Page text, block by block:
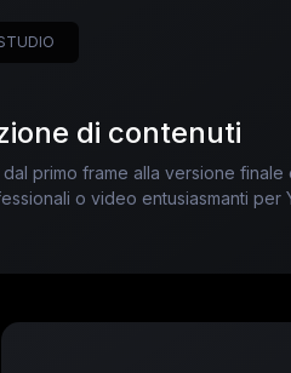
di contenuti
primo frame alla versione
o video entusiasmanti per